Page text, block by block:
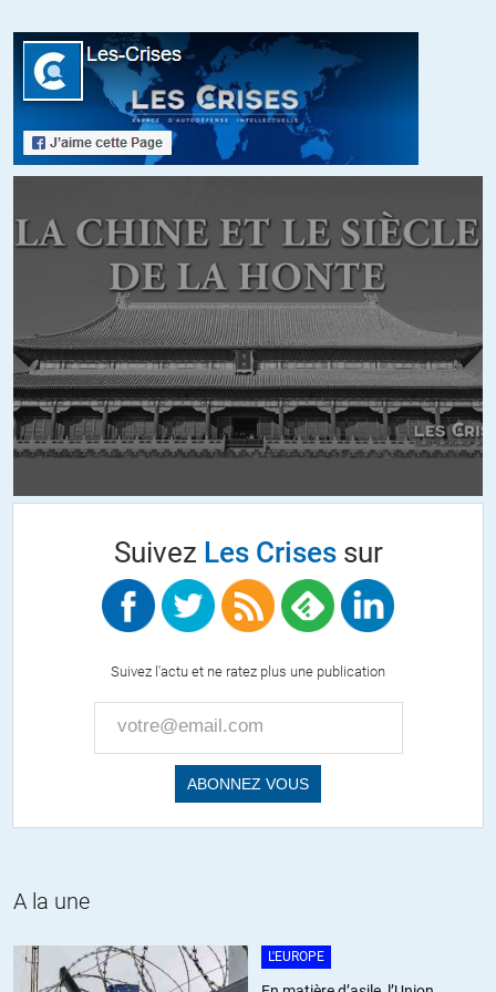
+17
Thierry//24.05.2017 à 22h48
Marine Le Pen aurait été traitée de folle, d’extremiste ou de
mangeur d’enfants pendans les débats?
Ce que j’ai vu, c’est qu’elle n’avait aucune solution pour sortir
de l’Euro.
Idem pour Mélenchon, obligé de faire des plans A et B, et
enfillant les mesures contradictoires.
Dans tour débat contradictoire (interne ou publics), les
partisants d’une sortie de l’Euro se font descendre car ils ne
peuvent pas répondre face aux problèmes que ça pose.
sans contradiction)
+2
Il me semble qu’Asselineau répondait assez bien à la
question. Au final est-il plus problématique de sortir de l’Euro
(actuel) que d’y rester? Faudra-t-il
attendre l’explosion final de cette monnaie pour enfin se
rendre compte de son incohérence et lire en détail (pour les
comprendre), les études faites pour montrer son extrême
déséquilibre ? Ou allons nous tout simplement attendre le
Suivez Les Crisessur
Suivez l'actu et ne ratez plus une publication
A la une
L'EUROPE